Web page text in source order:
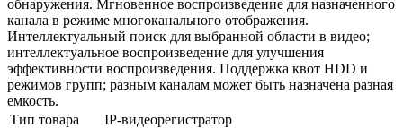
обнаружения. Мгновенное воспроизведение для назначенного
канала в режиме многоканального отображения.
Интеллектуальный поиск для выбранной области в видео;
интеллектуальное воспроизведение для улучшения
эффективности воспроизведения. Поддержка квот HDD и
режимов групп; разным каналам может быть назначена разная
емкость.
Тип товара
IP-видеорегистратор